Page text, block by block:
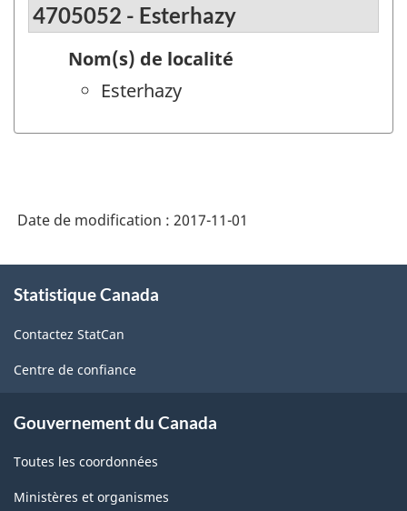
4705052 - Esterhazy
Nom(s) de localité
Esterhazy
Date de modification : 2017-11-01
propos
ce
site
Statistique Canada
Contactez StatCan
Centre de confiance
Gouvernement du Canada
Toutes les coordonnées
Ministères et organismes